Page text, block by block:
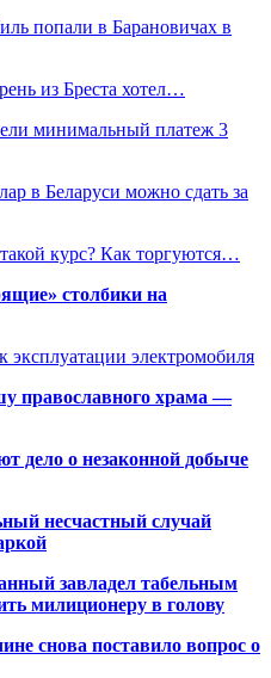
попали в Барановичах в
из Бреста хотел…
минимальный платеж 3
в Беларуси можно сдать за
курс? Как торгуются…
столбики на
эксплуатации электромобиля
православного храма —
дело о незаконной добыче
несчастный случай
завладел табельным
милиционеру в голову
снова поставило вопрос о